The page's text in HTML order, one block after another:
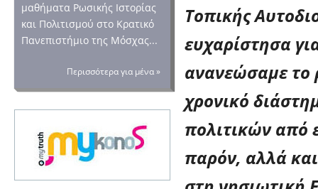
μαθήματα Ρωσικής Ιστορίας
και Πολιτισμού στο Κρατικό
Πανεπιστήμιο της Μόσχας...
Περισσότερα για μένα »
Τοπικής
ευχαρίστησα
ανανεώσαμε το
χρονικό
πολιτικών από
παρόν, αλλά